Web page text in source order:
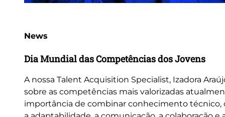
News
Dia Mundial das Competências dos Jovens
A nossa Talent Acquisition Specialist, Izadora
sobre as competências mais valorizadas
importância de combinar conhecimento